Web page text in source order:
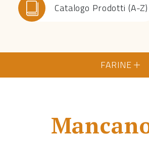
Catalogo Prodotti (A-Z)
FARINE